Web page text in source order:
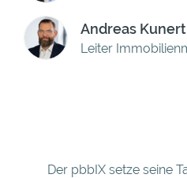
Andreas Kunert
Leiter
Der pbbIX setze seine